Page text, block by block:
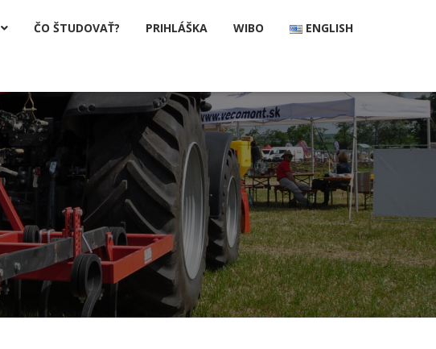
 ČO ŠTUDOVAŤ? PRIHLÁŠKA WIBO ENGLISH